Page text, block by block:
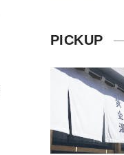
PICKUP